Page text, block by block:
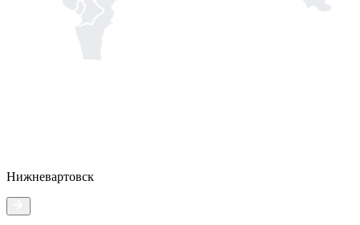
Нижневартовск